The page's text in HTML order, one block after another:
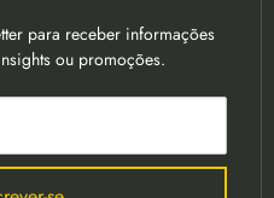
para receber informações
ou promoções.